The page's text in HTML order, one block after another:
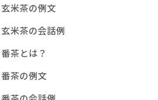
玄米茶の例文
玄米茶の会話例
番茶とは？
番茶の例文